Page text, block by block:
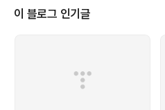
의 식단표를 보면.. "조식, 중식, 석식"으로 되
심 저녁" 대신에 "조식, 중식, 석식"을 먹는 ..
이 블로그 인기글